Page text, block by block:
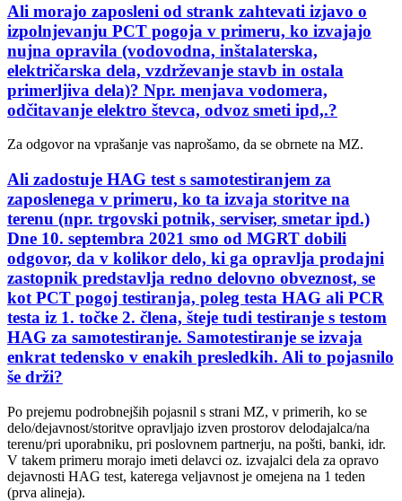
Ali morajo zaposleni od strank zahtevati izjavo o
izpolnjevanju PCT pogoja v primeru, ko izvajajo
nujna opravila (vodovodna, inštalaterska,
električarska dela, vzdrževanje stavb in ostala
primerljiva dela)? Npr. menjava vodomera,
odčitavanje elektro števca, odvoz smeti ipd,.?
Za odgovor na vprašanje vas naprošamo, da se obrnete na MZ.
Ali zadostuje HAG test s samotestiranjem za
zaposlenega v primeru, ko ta izvaja storitve na
terenu (npr. trgovski potnik, serviser, smetar ipd.)
Dne 10. septembra 2021 smo od MGRT dobili
odgovor, da v kolikor delo, ki ga opravlja prodajni
zastopnik predstavlja redno delovno obveznost, se
kot PCT pogoj testiranja, poleg testa HAG ali PCR
testa iz 1. točke 2. člena, šteje tudi testiranje s testom
HAG za samotestiranje. Samotestiranje se izvaja
enkrat tedensko v enakih presledkih. Ali to pojasnilo
še drži?
Po prejemu podrobnejših pojasnil s strani MZ, v primerih, ko se
delo/dejavnost/storitve opravljajo izven prostorov delodajalca/na
terenu/pri uporabniku, pri poslovnem partnerju, na pošti, banki, idr.
V takem primeru morajo imeti delavci oz. izvajalci dela za opravo
dejavnosti HAG test, katerega veljavnost je omejena na 1 teden
(prva alineja).